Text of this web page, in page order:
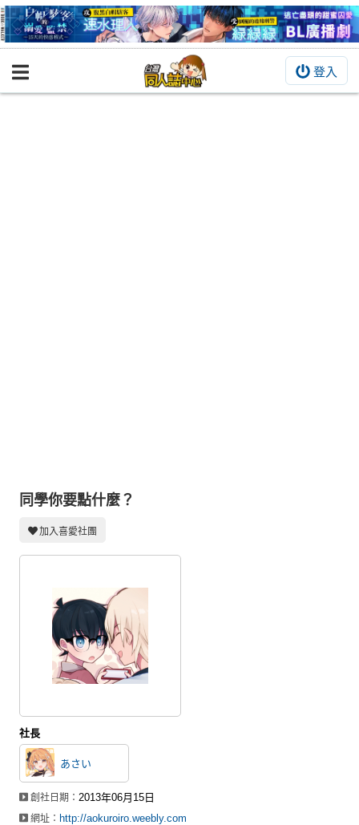
登入
BOOKY書集倉庫
交流中心
攤位轉讓區
會員功能選單
註冊會員
登入
同學你要點什麼？
加入喜愛社團
社長
あさい
創社日期：2013年06月15日
網址： http://aokuroiro.weebly.com